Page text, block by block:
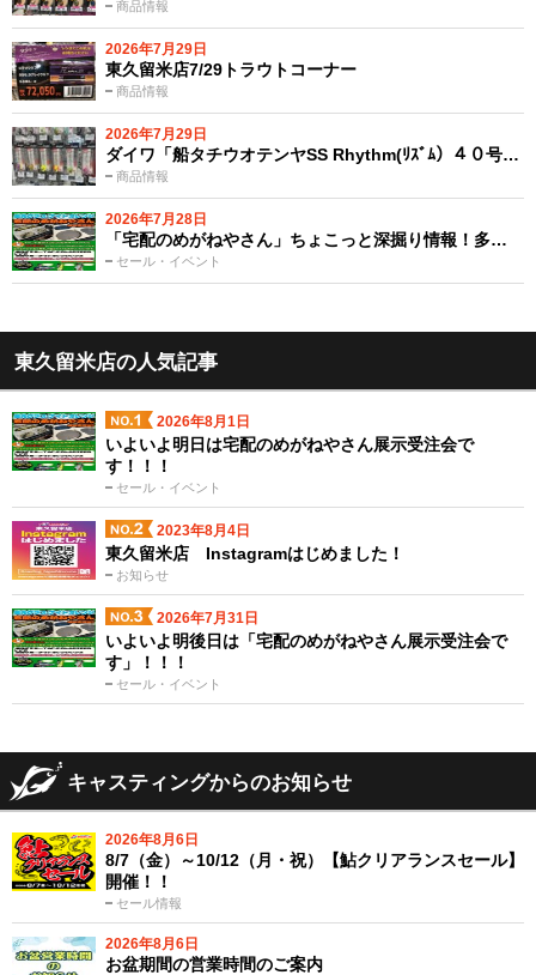
商品情報
2026年7月29日
商品情報
東久留米店7/29トラウトコーナー
2026年7月29日
商品情報
ダイワ「船タチウオテンヤSS Rhythm(ﾘｽﾞﾑ）４０号…
2026年7月28日
セール・イベント
「宅配のめがねやさん」ちょこっと深掘り情報！多…
東久留米店の人気記事
2026年8月1日
セール・イベント
いよいよ明日は宅配のめがねやさん展示受注会で
す！！！
2023年8月4日
お知らせ
東久留米店 Instagramはじめました！
2026年7月31日
セール・イベント
いよいよ明後日は「宅配のめがねやさん展示受注会で
す」！！！
キャスティングからのお知らせ
2026年8月6日
セール情報
8/7（金）～10/12（月・祝）【鮎クリアランスセール】
開催！！
2026年8月6日
お盆期間の営業時間のご案内